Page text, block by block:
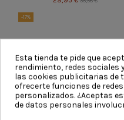
-17%
Esta tienda te pide que
rendimiento, redes sociales
las cookies publicitarias de
ofrecerte funciones de
personalizados. ¿Aceptas
de datos personales